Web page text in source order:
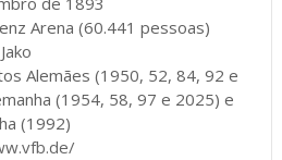
Arena (60.441 pessoas)
Alemães (1950, 52, 84, 92 e
(1954, 58, 97 e 2025) e
(1992)